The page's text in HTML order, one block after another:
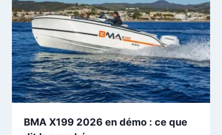
BMA X199 2026 en démo : ce que